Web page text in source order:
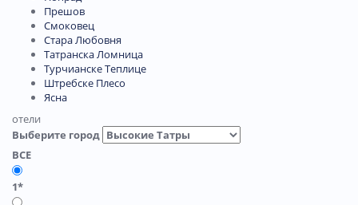
Прешов
Смоковец
Стара Любовня
Татранска Ломница
Турчианске Теплице
Штребске Плесо
Ясна
отели
Выберите город
ВСЕ
1*